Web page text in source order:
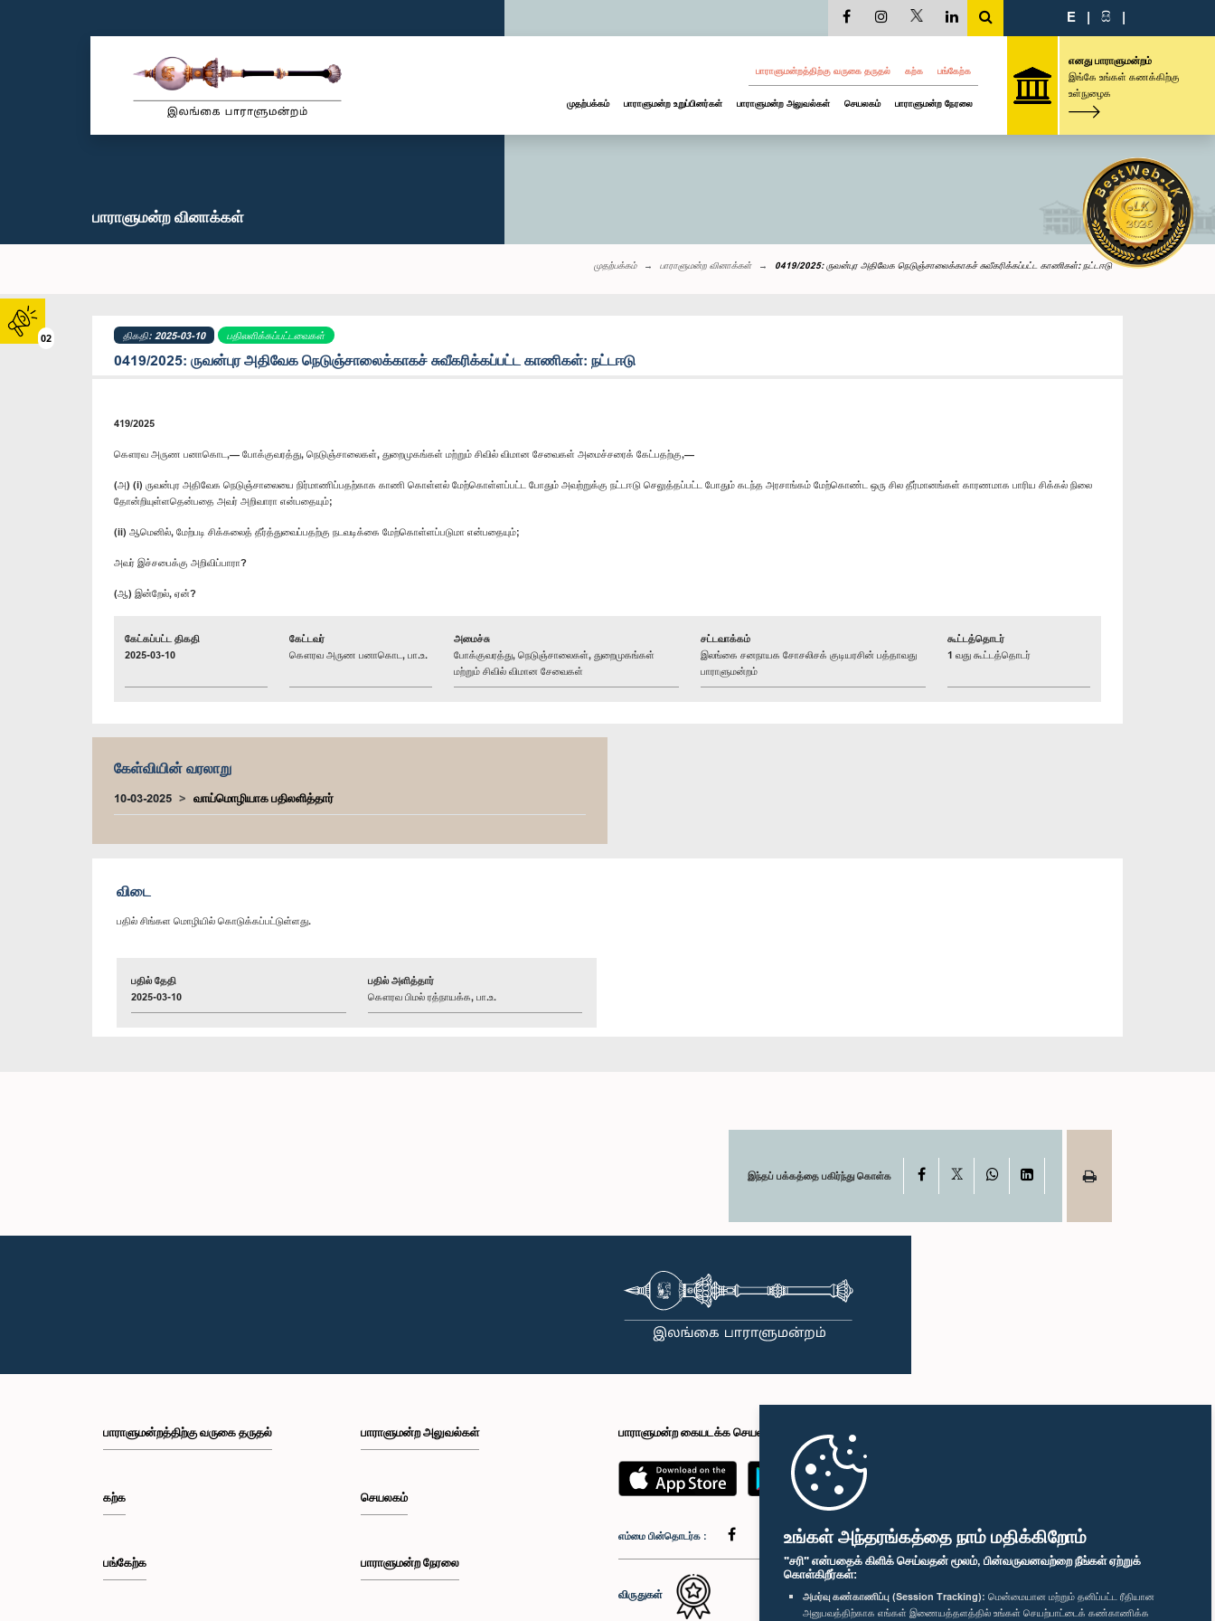
உங்கள் அந்தரங்கத்தை நாம் மதிக்கிறோம்
"சரி" என்பதைக் கிளிக் செய்வதன் மூலம், பின்வருவனவற்றை நீங்கள் ஏற்றுக்
கொள்கிறீர்கள்:
அமர்வு கண்காணிப்பு (Session Tracking): மென்மையான மற்றும் தனிப்பட்ட ரீதியான
அனுபவத்திற்காக எங்கள் இணையத்தளத்தில் உங்கள் செயற்பாட்டைக் கண்காணிக்க
02
E | සි |
பாராளுமன்றத்திற்கு வருகை தருதல் கற்க பங்கேற்க
முதற்பக்கம் பாராளுமன்ற உறுப்பினர்கள் பாராளுமன்ற அலுவல்கள் செயலகம் பாராளுமன்ற நேரலை
எனது பாராளுமன்றம்
இங்கே உங்கள் கணக்கிற்கு
உள்நுழைக
பாராளுமன்ற வினாக்கள்
முதற்பக்கம் பாராளுமன்ற வினாக்கள் 0419/2025: ருவன்புர அதிவேக நெடுஞ்சாலைக்காகச் சுவீகரிக்கப்பட்ட காணிகள்: நட்டஈடு
திகதி: 2025-03-10 பதிலளிக்கப்பட்டவைகள்
0419/2025: ருவன்புர அதிவேக நெடுஞ்சாலைக்காகச் சுவீகரிக்கப்பட்ட காணிகள்: நட்டஈடு
419/2025
கௌரவ அருண பனாகொட,— போக்குவரத்து, நெடுஞ்சாலைகள், துறைமுகங்கள் மற்றும் சிவில் விமான சேவைகள் அமைச்சரைக் கேட்பதற்கு,—
(அ) (i) ருவன்புர அதிவேக நெடுஞ்சாலையை நிர்மாணிப்பதற்காக காணி கொள்ளல் மேற்கொள்ளப்பட்ட போதும் அவற்றுக்கு நட்டஈடு செலுத்தப்பட்ட போதும் கடந்த அரசாங்கம் மேற்கொண்ட ஒரு சில தீர்மானங்கள் காரணமாக பாரிய சிக்கல் நிலை
தோன்றியுள்ளதென்பதை அவர் அறிவாரா என்பதையும்;
(ii) ஆமெனில், மேற்படி சிக்கலைத் தீர்த்துவைப்பதற்கு நடவடிக்கை மேற்கொள்ளப்படுமா என்பதையும்;
அவர் இச்சபைக்கு அறிவிப்பாரா?
(ஆ) இன்றேல், ஏன்?
கேட்கப்பட்ட திகதி
2025-03-10
கேட்டவர்
கௌரவ அருண பனாகொட, பா.உ.
அமைச்சு
போக்குவரத்து, நெடுஞ்சாலைகள், துறைமுகங்கள்
மற்றும் சிவில் விமான சேவைகள்
சட்டவாக்கம்
இலங்கை சனநாயக சோசலிசக் குடியரசின் பத்தாவது
பாராளுமன்றம்
கூட்டத்தொடர்
1 வது கூட்டத்தொடர்
கேள்வியின் வரலாறு
10-03-2025 வாய்மொழியாக பதிலளித்தார்
விடை
பதில் சிங்கள மொழியில் கொடுக்கப்பட்டுள்ளது.
பதில் தேதி
2025-03-10
பதில் அளித்தார்
கௌரவ பிமல் ரத்நாயக்க, பா.உ.
இந்தப் பக்கத்தை பகிர்ந்து கொள்க Facebook WhatsAppLinkedIn
பாராளுமன்றத்திற்கு வருகை தருதல்
கற்க
பங்கேற்க
பாராளுமன்ற அலுவல்கள்
செயலகம்
பாராளுமன்ற நேரலை
பாராளுமன்ற கையடக்க செயலி
எம்மை பின்தொடர்க :
விருதுகள்